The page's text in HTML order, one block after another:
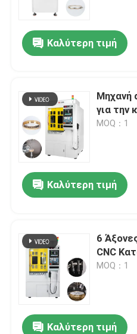
Καλύτερη τιμή
Μηχανή
για την
MOQ：1
Καλύτερη τιμή
6
CNC
MOQ：1
Καλύτερη τιμή